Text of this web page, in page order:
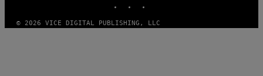
© 2026 VICE DIGITAL PUBLISHING, LLC